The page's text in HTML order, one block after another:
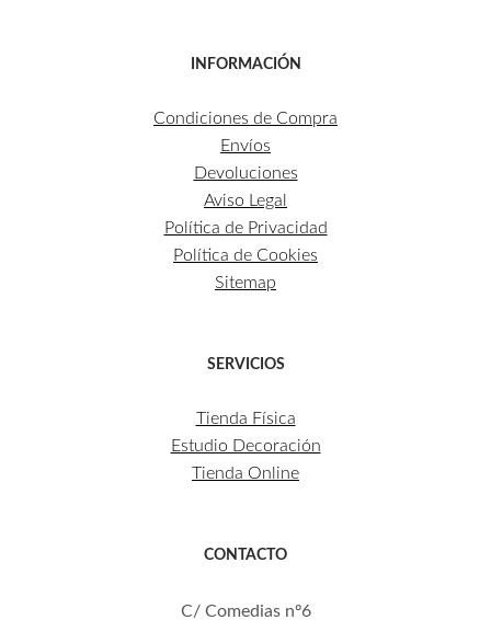
INFORMACIÓN
Condiciones de Compra
Envíos
Devoluciones
Aviso Legal
Política de Privacidad
Política de Cookies
Sitemap
SERVICIOS
Tienda Física
Estudio Decoración
Tienda Online
CONTACTO
C/ Comedias nº6